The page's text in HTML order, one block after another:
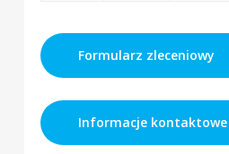
Formularz zleceniowy
Informacje kontaktowe